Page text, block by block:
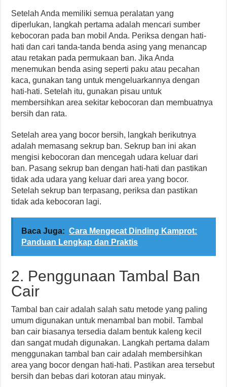
Setelah Anda memiliki semua peralatan yang
diperlukan, langkah pertama adalah mencari sumber
kebocoran pada ban mobil Anda. Periksa dengan hati-
hati dan cari tanda-tanda benda asing yang menancap
atau retakan pada permukaan ban. Jika Anda
menemukan benda asing seperti paku atau pecahan
kaca, gunakan tang untuk mengeluarkannya dengan
hati-hati. Setelah itu, gunakan pisau untuk
membersihkan area sekitar kebocoran dan membuatnya
bersih dan rata.
Setelah area yang bocor bersih, langkah berikutnya
adalah memasang sekrup ban. Sekrup ban ini akan
mengisi kebocoran dan mencegah udara keluar dari
ban. Pasang sekrup ban dengan hati-hati dan pastikan
tidak ada udara yang keluar dari area yang bocor.
Setelah sekrup ban terpasang, periksa dan pastikan
tidak ada kebocoran lagi.
Baca Juga: Cara Mengecat Dinding Kamprot:
Panduan Lengkap dan Praktis
2. Penggunaan Tambal Ban
Cair
Tambal ban cair adalah salah satu metode yang paling
umum digunakan untuk menambal ban mobil. Tambal
ban cair biasanya tersedia dalam bentuk kaleng kecil
dan sangat mudah digunakan. Langkah pertama dalam
menggunakan tambal ban cair adalah membersihkan
area yang bocor dengan hati-hati. Pastikan area tersebut
bersih dan bebas dari kotoran atau minyak.